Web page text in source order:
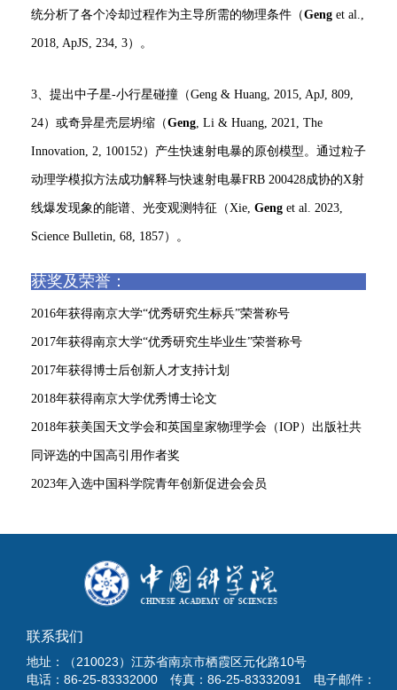
统分析了各个冷却过程作为主导所需的物理条件（Geng et al.,
2018, ApJS, 234, 3）。
3、提出中子星-小行星碰撞（Geng & Huang, 2015, ApJ, 809,
24）或奇异星壳层坍缩（Geng, Li & Huang, 2021, The
Innovation, 2, 100152）产生快速射电暴的原创模型。通过粒子
动理学模拟方法成功解释与快速射电暴FRB 200428成协的X射
线爆发现象的能谱、光变观测特征（Xie, Geng et al. 2023,
Science Bulletin, 68, 1857）。
获奖及荣誉：
2016年获得南京大学“优秀研究生标兵”荣誉称号
2017年获得南京大学“优秀研究生毕业生”荣誉称号
2017年获得博士后创新人才支持计划
2018年获得南京大学优秀博士论文
2018年获美国天文学会和英国皇家物理学会（IOP）出版社共
同评选的中国高引用作者奖
2023年入选中国科学院青年创新促进会会员
联系我们
地址：（210023）江苏省南京市栖霞区元化路10号
电话：86-25-83332000 传真：86-25-83332091 电子邮件：